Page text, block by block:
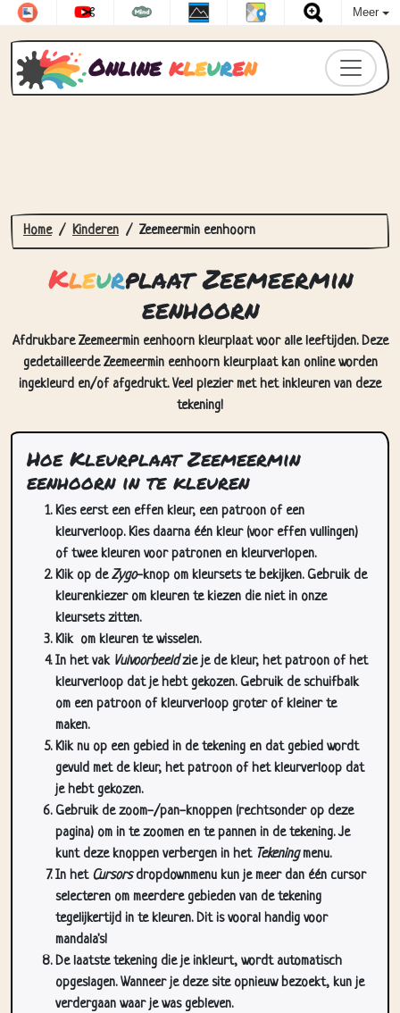
Meer
Online kleuren
Home Kinderen Zeemeermin eenhoorn
Kleurplaat Zeemeermin
eenhoorn
Afdrukbare Zeemeermin eenhoorn kleurplaat voor alle leeftijden. Deze
gedetailleerde Zeemeermin eenhoorn kleurplaat kan online worden
ingekleurd en/of afgedrukt. Veel plezier met het inkleuren van deze
tekening!
Hoe Kleurplaat Zeemeermin
eenhoorn in te kleuren
Kies eerst een effen kleur, een patroon of een
kleurverloop. Kies daarna één kleur (voor effen vullingen)
of twee kleuren voor patronen en kleurverlopen.
Klik op deZygo-knop om kleursets te bekijken. Gebruik de
kleurenkiezer om kleuren te kiezen die niet in onze
kleursets zitten.
Klik om kleuren te wisselen.
In het vak Vulvoorbeeldzie je de kleur, het patroon of het
kleurverloop dat je hebt gekozen. Gebruik de schuifbalk
om een patroon of kleurverloop groter of kleiner te
maken.
Klik nu op een gebied in de tekening en dat gebied wordt
gevuld met de kleur, het patroon of het kleurverloop dat
je hebt gekozen.
Gebruik de zoom-/pan-knoppen (rechtsonder op deze
pagina) om in te zoomen en te pannen in de tekening. Je
kunt deze knoppen verbergen in het Tekeningmenu.
In het Cursorsdropdownmenu kun je meer dan één cursor
selecteren om meerdere gebieden van de tekening
tegelijkertijd in te kleuren. Dit is vooral handig voor
mandala's!
De laatste tekening die je inkleurt, wordt automatisch
opgeslagen. Wanneer je deze site opnieuw bezoekt, kun je
verdergaan waar je was gebleven.